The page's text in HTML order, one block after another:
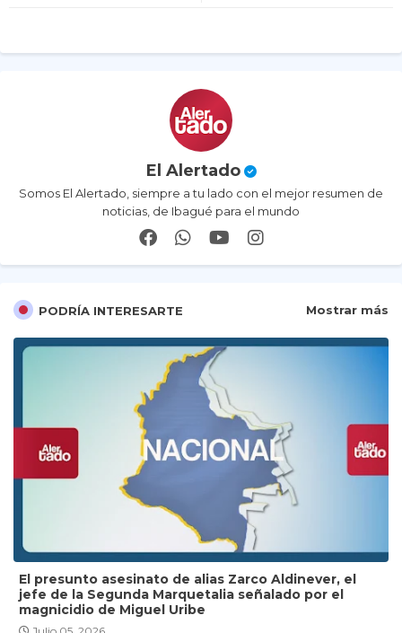
El Alertado
Somos El Alertado, siempre a tu lado con el mejor resumen de
noticias, de Ibagué para el mundo
PODRÍA INTERESARTE Mostrar más
El presunto asesinato de alias Zarco Aldinever, el
jefe de la Segunda Marquetalia señalado por el
magnicidio de Miguel Uribe